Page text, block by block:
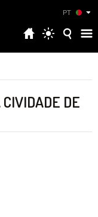
PT
CIVIDADE DE